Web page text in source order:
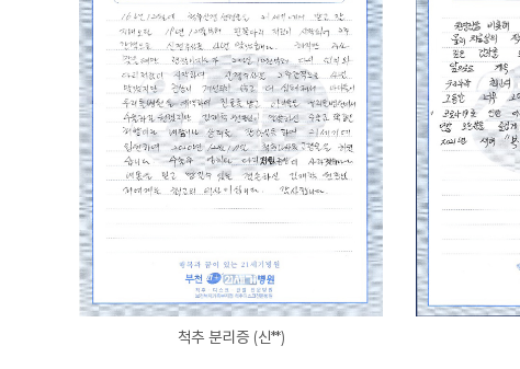
척추 분리증 (신**)